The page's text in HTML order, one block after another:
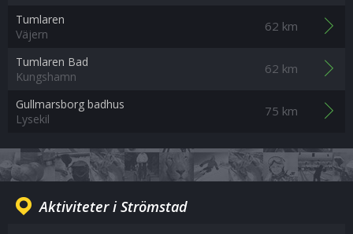
Tumlaren
Väjern
62 km
Tumlaren Bad
Kungshamn
62 km
Gullmarsborg badhus
Lysekil
75 km
Aktiviteter i Strömstad